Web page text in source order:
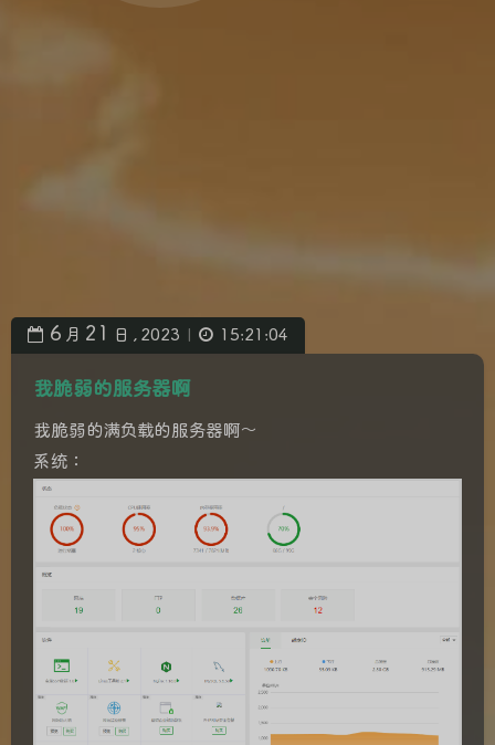
6 月 21 日 , 2023 15:21:04
我脆弱的服务器啊
我脆弱的满负载的服务器啊～
系统：